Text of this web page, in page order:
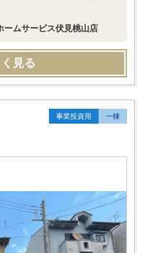
ームサービス伏見桃山店
見る
事業投資用 一棟